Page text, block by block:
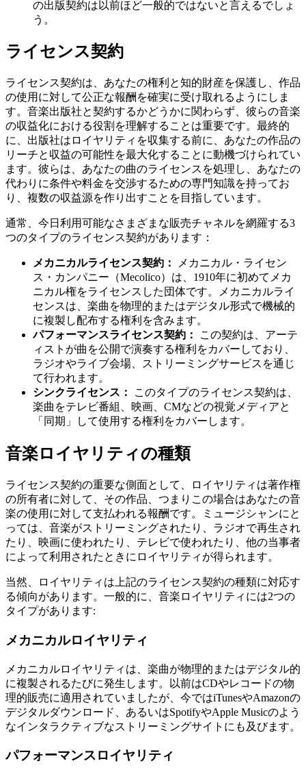
の出版契約は以前ほど一般的ではないと言えるでしょ
う。
ライセンス契約
ライセンス契約は、あなたの権利と知的財産を保護し、作品
の使用に対して公正な報酬を確実に受け取れるようにしま
す。音楽出版社と契約するかどうかに関わらず、彼らの音楽
の収益化における役割を理解することは重要です。最終的
に、出版社はロイヤリティを収集する前に、あなたの作品の
リーチと収益の可能性を最大化することに動機づけられてい
ます。彼らは、あなたの曲のライセンスを処理し、あなたの
代わりに条件や料金を交渉するための専門知識を持ってお
り、複数の収益源を作り出すことを目指しています。
通常、今日利用可能なさまざまな販売チャネルを網羅する3
つのタイプのライセンス契約があります：
メカニカルライセンス契約：
メカニカル・ライセン
ス・カンパニー（Mecolico）は、1910年に初めてメカ
ニカル権をライセンスした団体です。メカニカルライ
センスは、楽曲を物理的またはデジタル形式で機械的
に複製し配布する権利を含みます。
パフォーマンスライセンス契約：
この契約は、アーテ
ィストが曲を公開で演奏する権利をカバーしており、
ラジオやライブ会場、ストリーミングサービスを通じ
て行われます。
シンクライセンス：
このタイプのライセンス契約は、
楽曲をテレビ番組、映画、CMなどの視覚メディアと
「同期」して使用する権利をカバーします。
音楽ロイヤリティの種類
ライセンス契約の重要な側面として、ロイヤリティは著作権
の所有者に対して、その作品、つまりこの場合はあなたの音
楽の使用に対して支払われる報酬です。ミュージシャンにと
っては、音楽がストリーミングされたり、ラジオで再生され
たり、映画に使われたり、テレビで使われたり、他の当事者
によって利用されたときにロイヤリティが得られます。
当然、ロイヤリティは上記のライセンス契約の種類に対応す
る傾向があります。一般的に、音楽ロイヤリティには2つの
タイプがあります:
メカニカルロイヤリティ
メカニカルロイヤリティは、楽曲が物理的またはデジタル的
に複製されるたびに発生します。以前はCDやレコードの物
理的販売に適用されていましたが、今ではiTunesやAmazonの
デジタルダウンロード、あるいはSpotifyやApple Musicのよう
なインタラクティブなストリーミングサイトにも及びます。
パフォーマンスロイヤリティ